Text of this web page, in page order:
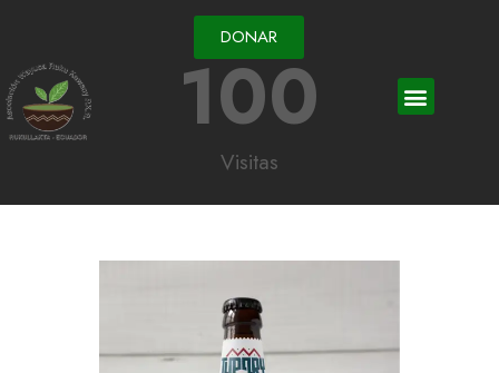
DONAR
Visitas
100